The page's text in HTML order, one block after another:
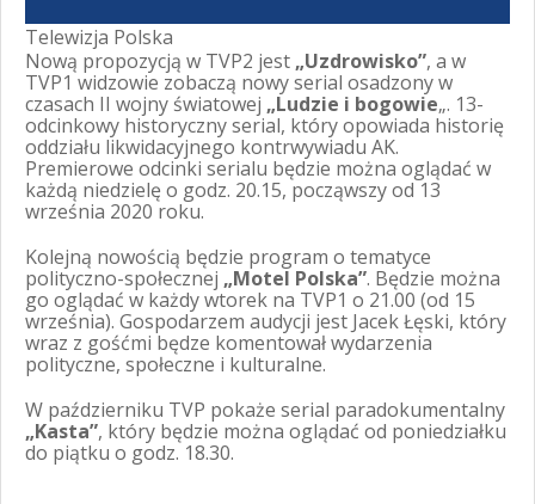
Telewizja Polska
Nową propozycją w TVP2 jest „Uzdrowisko”, a w
TVP1 widzowie zobaczą nowy serial osadzony w
czasach II wojny światowej „Ludzie i bogowie„. 13-
odcinkowy historyczny serial, który opowiada historię
oddziału likwidacyjnego kontrwywiadu AK.
Premierowe odcinki serialu będzie można oglądać w
każdą niedzielę o godz. 20.15, począwszy od 13
września 2020 roku.
Kolejną nowością będzie program o tematyce
polityczno-społecznej „Motel Polska”. Będzie można
go oglądać w każdy wtorek na TVP1 o 21.00 (od 15
września). Gospodarzem audycji jest Jacek Łęski, który
wraz z gośćmi będze komentował wydarzenia
polityczne, społeczne i kulturalne.
W październiku TVP pokaże serial paradokumentalny
„Kasta”, który będzie można oglądać od poniedziałku
do piątku o godz. 18.30.